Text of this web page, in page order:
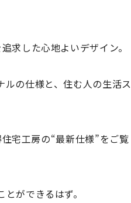
求した心地よいデザイン。
の仕様と、住む人の生活ス
宅工房の“最新仕様”をご覧
ができるはず。